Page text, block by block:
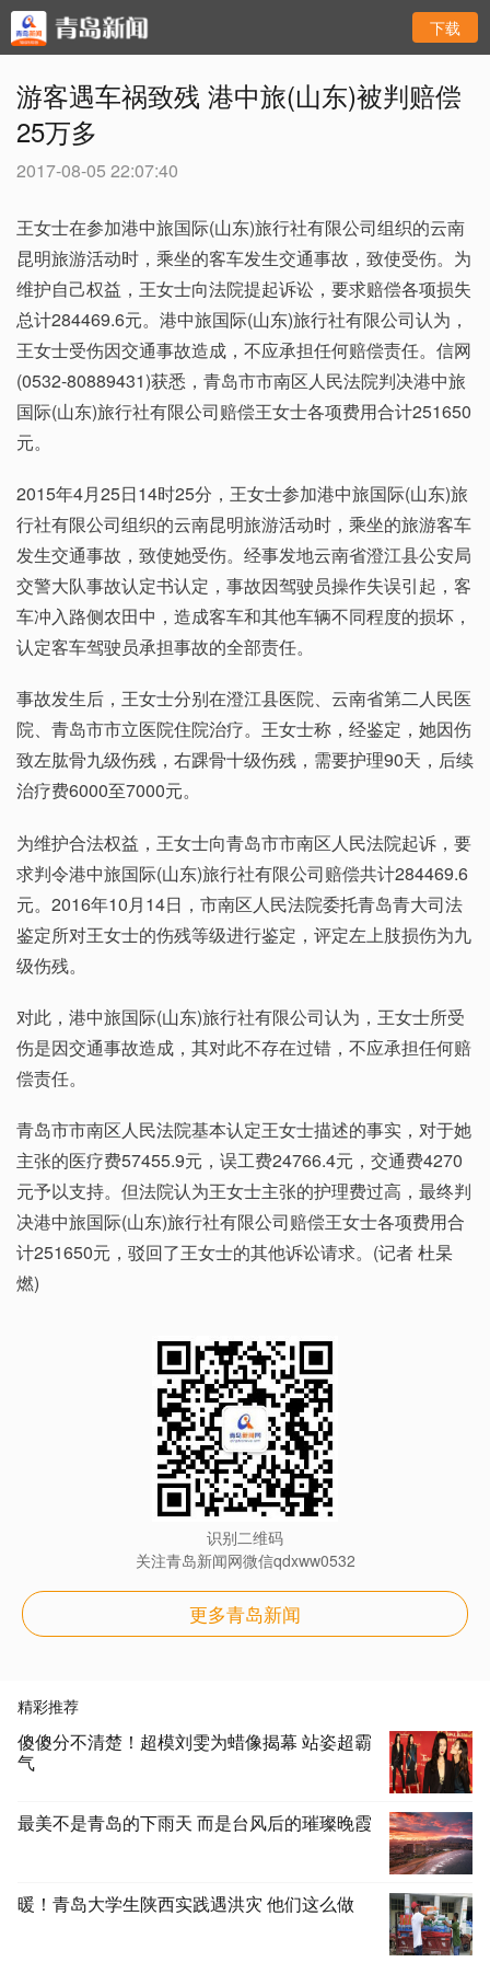
下载
游客遇车祸致残 港中旅(山东)被判赔偿
25万多
2017-08-05 22:07:40
王女士在参加港中旅国际(山东)旅行社有限公司组织的云南
昆明旅游活动时，乘坐的客车发生交通事故，致使受伤。为
维护自己权益，王女士向法院提起诉讼，要求赔偿各项损失
总计284469.6元。港中旅国际(山东)旅行社有限公司认为，
王女士受伤因交通事故造成，不应承担任何赔偿责任。信网
(0532-80889431)获悉，青岛市市南区人民法院判决港中旅
国际(山东)旅行社有限公司赔偿王女士各项费用合计251650
元。
2015年4月25日14时25分，王女士参加港中旅国际(山东)旅
行社有限公司组织的云南昆明旅游活动时，乘坐的旅游客车
发生交通事故，致使她受伤。经事发地云南省澄江县公安局
交警大队事故认定书认定，事故因驾驶员操作失误引起，客
车冲入路侧农田中，造成客车和其他车辆不同程度的损坏，
认定客车驾驶员承担事故的全部责任。
事故发生后，王女士分别在澄江县医院、云南省第二人民医
院、青岛市市立医院住院治疗。王女士称，经鉴定，她因伤
致左肱骨九级伤残，右踝骨十级伤残，需要护理90天，后续
治疗费6000至7000元。
为维护合法权益，王女士向青岛市市南区人民法院起诉，要
求判令港中旅国际(山东)旅行社有限公司赔偿共计284469.6
元。2016年10月14日，市南区人民法院委托青岛青大司法
鉴定所对王女士的伤残等级进行鉴定，评定左上肢损伤为九
级伤残。
对此，港中旅国际(山东)旅行社有限公司认为，王女士所受
伤是因交通事故造成，其对此不存在过错，不应承担任何赔
偿责任。
青岛市市南区人民法院基本认定王女士描述的事实，对于她
主张的医疗费57455.9元，误工费24766.4元，交通费4270
元予以支持。但法院认为王女士主张的护理费过高，最终判
决港中旅国际(山东)旅行社有限公司赔偿王女士各项费用合
计251650元，驳回了王女士的其他诉讼请求。(记者 杜杲
燃)
识别二维码
关注青岛新闻网微信qdxww0532
更多青岛新闻
精彩推荐
傻傻分不清楚！超模刘雯为蜡像揭幕 站姿超霸
气
最美不是青岛的下雨天 而是台风后的璀璨晚霞
暖！青岛大学生陕西实践遇洪灾 他们这么做